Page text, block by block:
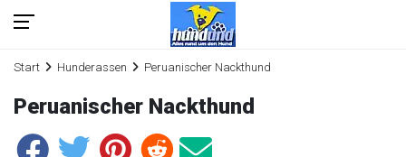
Start Hunderassen Peruanischer Nackthund
Peruanischer Nackthund